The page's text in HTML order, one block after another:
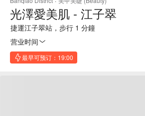
光澤愛美肌 - 江子翠
捷運江子翠站，步行 1 分鐘
营业时间
最早可预订：19:00